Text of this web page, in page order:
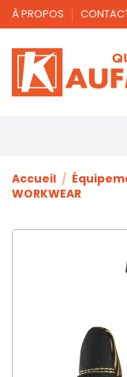
À PROPOS
Accueil
WORKWEAR